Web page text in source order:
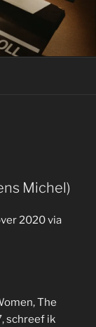
Michel)
2020 via
The
schreef ik